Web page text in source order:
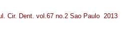
Cir. Dent. vol.67 no.2 Sao Paulo 2013